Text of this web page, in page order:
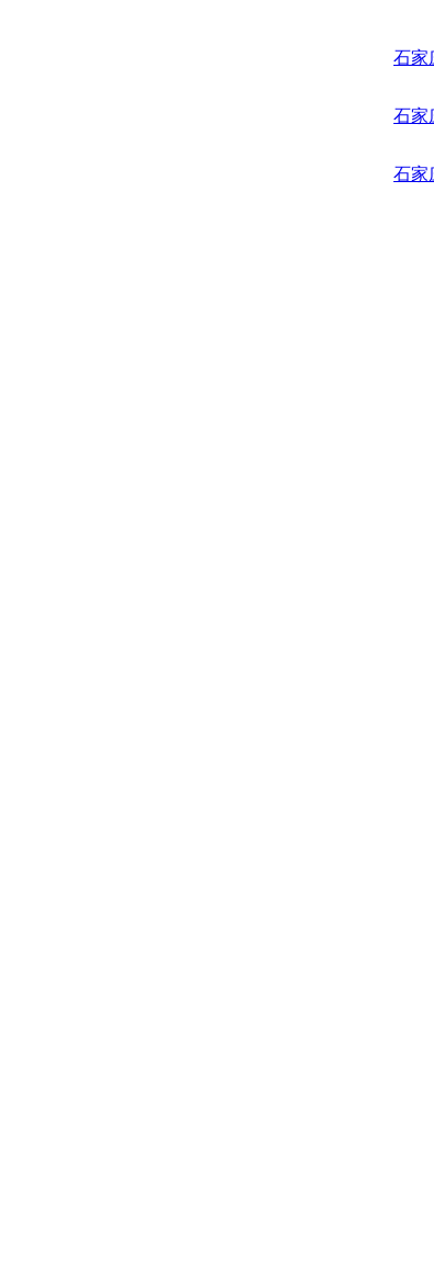
石家
石家
石家